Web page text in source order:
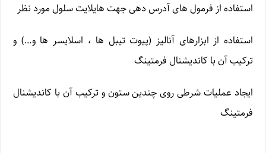
استفاده از فرمول های آدرس دهی جهت هایلایت سلول مورد نظر
استفاده از ابزارهای آنالیز (پیوت تیبل ها ، اسلایسر ها و…) و
ترکیب آن با کاندیشنال فرمتینگ
ایجاد عملیات شرطی روی چندین ستون و ترکیب آن با کاندیشنال
فرمتینگ